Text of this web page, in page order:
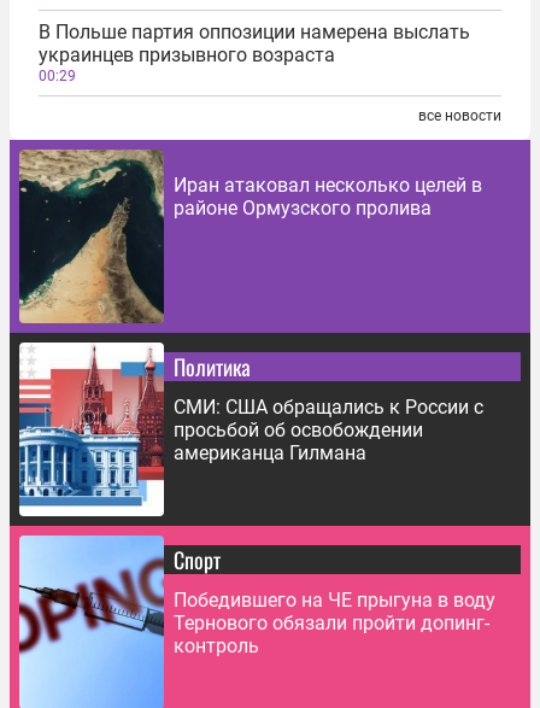
В Польше партия оппозиции намерена выслать
украинцев призывного возраста
00:29
все новости
Иран атаковал несколько целей в
районе Ормузского пролива
Политика
СМИ: США обращались к России с
просьбой об освобождении
американца Гилмана
Спорт
Победившего на ЧЕ прыгуна в воду
Тернового обязали пройти допинг-
контроль